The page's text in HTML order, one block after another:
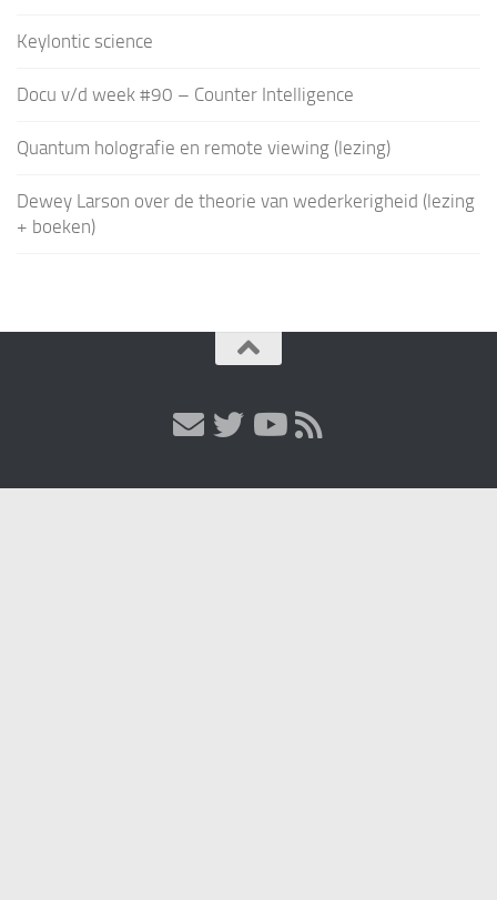
Keylontic science
Docu v/d week #90 – Counter Intelligence
Quantum holografie en remote viewing (lezing)
Dewey Larson over de theorie van wederkerigheid (lezing
+ boeken)